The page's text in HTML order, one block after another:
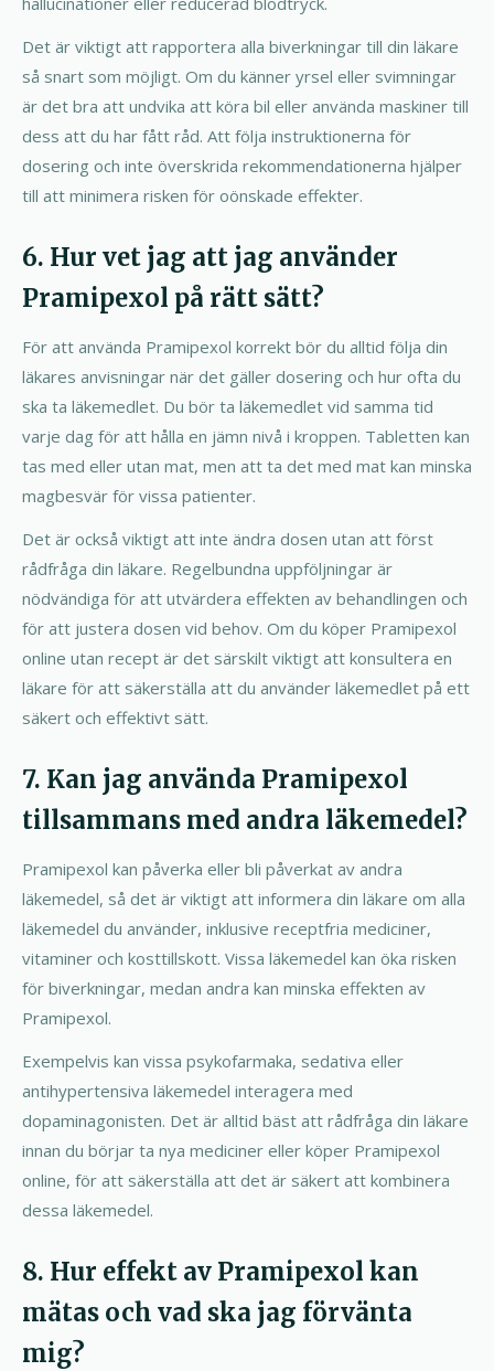
Det är viktigt att rapportera alla biverkningar till din läkare
så snart som möjligt. Om du känner yrsel eller svimningar
är det bra att undvika att köra bil eller använda maskiner till
dess att du har fått råd. Att följa instruktionerna för
dosering och inte överskrida rekommendationerna hjälper
till att minimera risken för oönskade effekter.
6. Hur vet jag att jag använder
Pramipexol på rätt sätt?
För att använda Pramipexol korrekt bör du alltid följa din
läkares anvisningar när det gäller dosering och hur ofta du
ska ta läkemedlet. Du bör ta läkemedlet vid samma tid
varje dag för att hålla en jämn nivå i kroppen. Tabletten kan
tas med eller utan mat, men att ta det med mat kan minska
magbesvär för vissa patienter.
Det är också viktigt att inte ändra dosen utan att först
rådfråga din läkare. Regelbundna uppföljningar är
nödvändiga för att utvärdera effekten av behandlingen och
för att justera dosen vid behov. Om du köper Pramipexol
online utan recept är det särskilt viktigt att konsultera en
läkare för att säkerställa att du använder läkemedlet på ett
säkert och effektivt sätt.
7. Kan jag använda Pramipexol
tillsammans med andra läkemedel?
Pramipexol kan påverka eller bli påverkat av andra
läkemedel, så det är viktigt att informera din läkare om alla
läkemedel du använder, inklusive receptfria mediciner,
vitaminer och kosttillskott. Vissa läkemedel kan öka risken
för biverkningar, medan andra kan minska effekten av
Pramipexol.
Exempelvis kan vissa psykofarmaka, sedativa eller
antihypertensiva läkemedel interagera med
dopaminagonisten. Det är alltid bäst att rådfråga din läkare
innan du börjar ta nya mediciner eller köper Pramipexol
online, för att säkerställa att det är säkert att kombinera
dessa läkemedel.
8. Hur effekt av Pramipexol kan
mätas och vad ska jag förvänta
mig?